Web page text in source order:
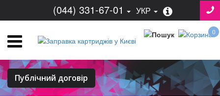
(044) 331-67-01 УКР
0
Публічний договір